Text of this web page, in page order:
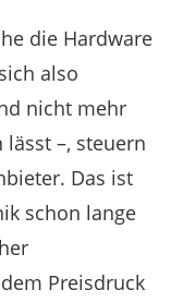
die Hardware
also
nicht mehr
–, steuern
Das ist
schon lange
Preisdruck